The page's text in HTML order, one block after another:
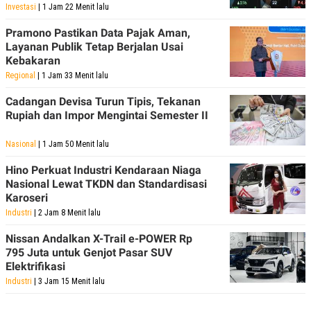
Investasi | 1 Jam 22 Menit lalu
Pramono Pastikan Data Pajak Aman,
Layanan Publik Tetap Berjalan Usai
Kebakaran
Regional | 1 Jam 33 Menit lalu
Cadangan Devisa Turun Tipis, Tekanan
Rupiah dan Impor Mengintai Semester II
Nasional | 1 Jam 50 Menit lalu
Hino Perkuat Industri Kendaraan Niaga
Nasional Lewat TKDN dan Standardisasi
Karoseri
Industri | 2 Jam 8 Menit lalu
Nissan Andalkan X-Trail e-POWER Rp
795 Juta untuk Genjot Pasar SUV
Elektrifikasi
Industri | 3 Jam 15 Menit lalu